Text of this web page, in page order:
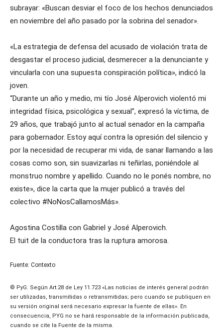
subrayar: «Buscan desviar el foco de los hechos denunciados
en noviembre del año pasado por la sobrina del senador».
«La estrategia de defensa del acusado de violación trata de
desgastar el proceso judicial, desmerecer a la denunciante y
vincularla con una supuesta conspiración política», indicó la
joven.
“Durante un año y medio, mi tío José Alperovich violentó mi
integridad física, psicológica y sexual”, expresó la víctima, de
29 años, que trabajó junto al actual senador en la campaña
para gobernador. Estoy aquí contra la opresión del silencio y
por la necesidad de recuperar mi vida, de sanar llamando a las
cosas como son, sin suavizarlas ni teñirlas, poniéndole al
monstruo nombre y apellido. Cuando no le ponés nombre, no
existe», dice la carta que la mujer publicó a través del
colectivo #NoNosCallamosMás».
Agostina Costilla con Gabriel y José Alperovich.
El tuit de la conductora tras la ruptura amorosa.
Fuente: Contexto
© PyG. Según Art.28 de Ley 11.723 «Las noticias de interés general podrán
ser utilizadas, transmitidas o retransmitidas; pero cuando se publiquen en
su versión original será necesario expresar la fuente de ellas». En
consecuencia, PYG no se hará responsable de la información publicada,
cuando se cite la Fuente de la misma.